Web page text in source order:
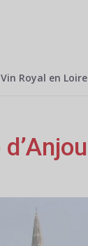
Royal en Loire